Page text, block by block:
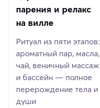
парения и релакс
на вилле
Ритуал из пяти этапов:
ароматный пар, масла,
чай, веничный массаж
и бассейн — полное
перерождение тела и
души